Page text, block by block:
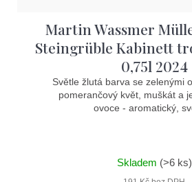
Martin Wassmer
Steingrüble Kabinett
0,75l 2024
Světle žlutá barva se zelenými
pomerančový květ, muškát a
ovoce - aromatický,
Skladem (>6 ks)